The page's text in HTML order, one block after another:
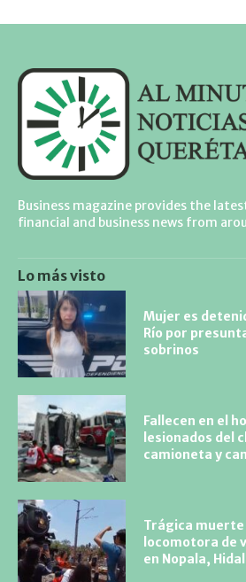
Business magazine provides the
financial and business news from
Lo más visto
Mujer es
Río por
sobrinos
Fallecen en el
lesionados del
camioneta y
Trágica
locomotora de
en Nopala,